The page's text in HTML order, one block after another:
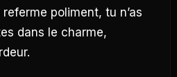
poliment, tu n’as
dans le charme,